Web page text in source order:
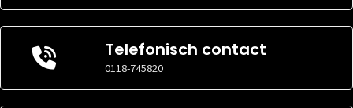
DVI
HDMI
AANSLUITINGEN
1x
AANSLUITINGEN
0x
DVI
AANSLUITINGEN
HDMI
0x
Telefonisch contact
0118-745820